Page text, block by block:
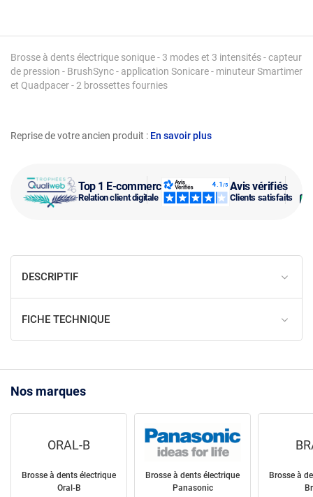
Top 1 E-commerce
Relation client digitale
Avis vérifiés
Clients satisfaits
Reprise de votre ancien produit : En savoir plus
Brosse à dents électrique sonique - 3 modes et 3 intensités - capteur
de pression - BrushSync - application Sonicare - minuteur Smartimer
et Quadpacer - 2 brossettes fournies
DESCRIPTIF
FICHE TECHNIQUE
Nos marques
ORAL-B
Brosse à dents électrique
Oral-B
Brosse à dents électrique
Panasonic
Brosse à